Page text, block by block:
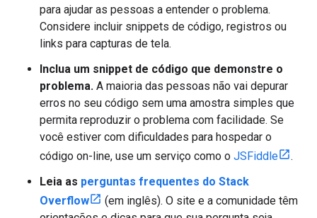
para ajudar as pessoas a entender o problema.
Considere incluir snippets de código, registros ou
links para capturas de tela.
Inclua um snippet de código que demonstre o
problema. A maioria das pessoas não vai depurar
erros no seu código sem uma amostra simples que
permita reproduzir o problema com facilidade. Se
você estiver com dificuldades para hospedar o
código on-line, use um serviço como o JSFiddle
.
Leia as perguntas frequentes do Stack
Overflow
(em inglês). O site e a comunidade têm